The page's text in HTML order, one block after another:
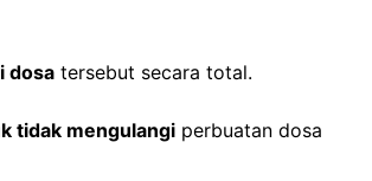
dosa tersebut secara total.
tidak mengulangi perbuatan dosa